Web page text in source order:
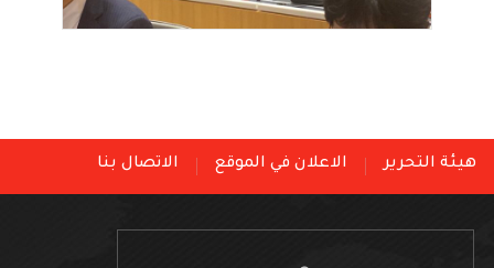
هيئة التحرير الاعلان في الموقع الاتصال بنا